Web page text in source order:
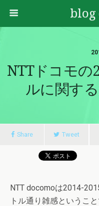
blog
NTTドコモの
ルに関す
Share Tweet
NTT docomoは2014-
トル通り雑感というこ